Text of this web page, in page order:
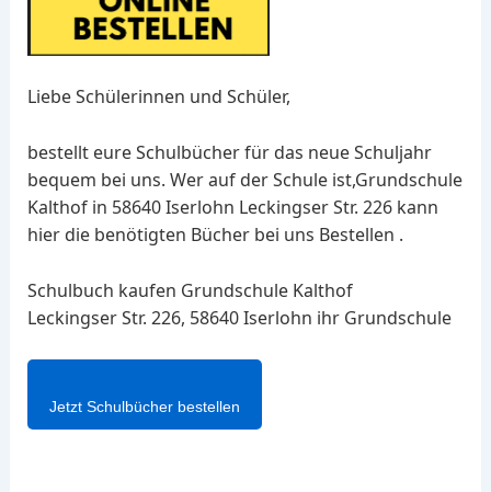
Liebe Schülerinnen und Schüler,
bestellt eure Schulbücher für das neue Schuljahr
bequem bei uns. Wer auf der Schule ist,Grundschule
Kalthof in 58640 Iserlohn Leckingser Str. 226 kann
hier die benötigten Bücher bei uns Bestellen .
Schulbuch kaufen Grundschule Kalthof
Leckingser Str. 226, 58640 Iserlohn ihr Grundschule
Jetzt Schulbücher bestellen